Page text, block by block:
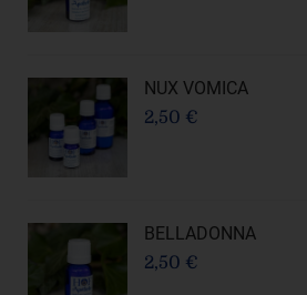
NUX VOMICA
2,50 €
BELLADONNA
2,50 €